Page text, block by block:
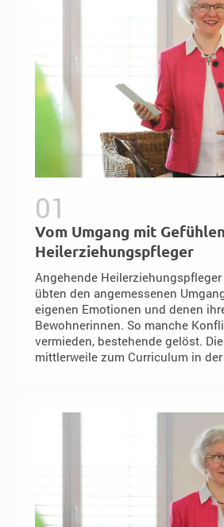
Vom Umgang mit
Heilerziehungspfleger
Angehende
übten den angemessenen
eigenen Emotionen und denen
Bewohnerinnen. So manche
vermieden, bestehende gelöst.
mittlerweile zum Curriculum in